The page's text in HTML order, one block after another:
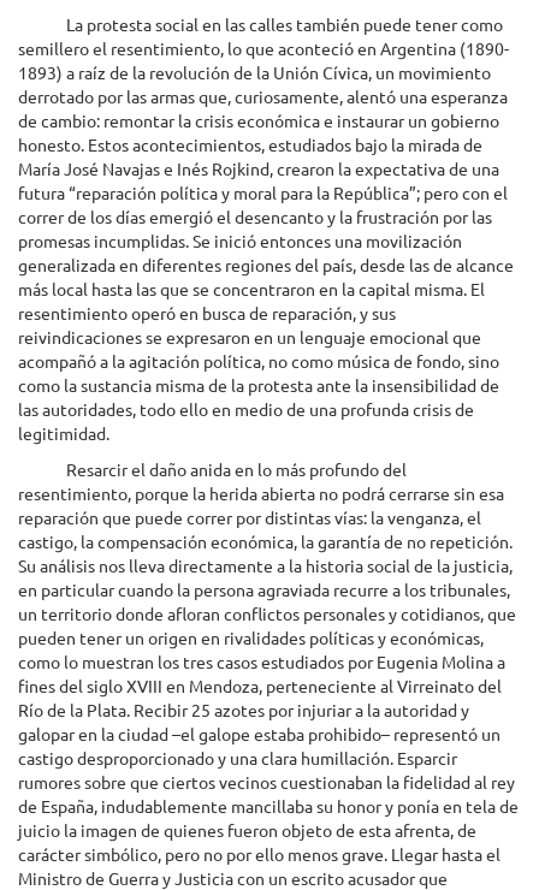
La protesta social en las calles también puede tener como
semillero el resentimiento, lo que aconteció en Argentina (1890-
1893) a raíz de la revolución de la Unión Cívica, un movimiento
derrotado por las armas que, curiosamente, alentó una esperanza
de cambio: remontar la crisis económica e instaurar un gobierno
honesto. Estos acontecimientos, estudiados bajo la mirada de
María José Navajas e Inés Rojkind, crearon la expectativa de una
futura “reparación política y moral para la República”; pero con el
correr de los días emergió el desencanto y la frustración por las
promesas incumplidas. Se inició entonces una movilización
generalizada en diferentes regiones del país, desde las de alcance
más local hasta las que se concentraron en la capital misma. El
resentimiento operó en busca de reparación, y sus
reivindicaciones se expresaron en un lenguaje emocional que
acompañó a la agitación política, no como música de fondo, sino
como la sustancia misma de la protesta ante la insensibilidad de
las autoridades, todo ello en medio de una profunda crisis de
legitimidad.
Resarcir el daño anida en lo más profundo del
resentimiento, porque la herida abierta no podrá cerrarse sin esa
reparación que puede correr por distintas vías: la venganza, el
castigo, la compensación económica, la garantía de no repetición.
Su análisis nos lleva directamente a la historia social de la justicia,
en particular cuando la persona agraviada recurre a los tribunales,
un territorio donde afloran conflictos personales y cotidianos, que
pueden tener un origen en rivalidades políticas y económicas,
como lo muestran los tres casos estudiados por Eugenia Molina a
fines del siglo XVIII en Mendoza, perteneciente al Virreinato del
Río de la Plata. Recibir 25 azotes por injuriar a la autoridad y
galopar en la ciudad –el galope estaba prohibido– representó un
castigo desproporcionado y una clara humillación. Esparcir
rumores sobre que ciertos vecinos cuestionaban la fidelidad al rey
de España, indudablemente mancillaba su honor y ponía en tela de
juicio la imagen de quienes fueron objeto de esta afrenta, de
carácter simbólico, pero no por ello menos grave. Llegar hasta el
Ministro de Guerra y Justicia con un escrito acusador que